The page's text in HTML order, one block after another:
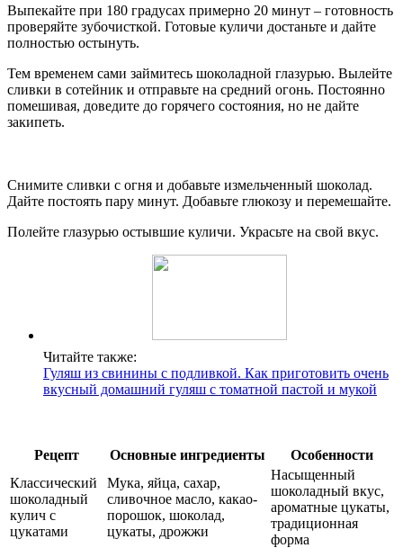
Выпекайте при 180 градусах примерно 20 минут – готовность
проверяйте зубочисткой. Готовые куличи достаньте и дайте
полностью остынуть.
Тем временем сами займитесь шоколадной глазурью. Вылейте
сливки в сотейник и отправьте на средний огонь. Постоянно
помешивая, доведите до горячего состояния, но не дайте
закипеть.
Снимите сливки с огня и добавьте измельченный шоколад.
Дайте постоять пару минут. Добавьте глюкозу и перемешайте.
Полейте глазурью остывшие куличи. Украсьте на свой вкус.
Читайте также:
Гуляш из свинины с подливкой. Как приготовить очень
вкусный домашний гуляш с томатной пастой и мукой
Рецепт Основные ингредиенты
Особенности
Классический
шоколадный
кулич с
цукатами
Мука, яйца, сахар,
сливочное масло, какао-
порошок, шоколад,
цукаты, дрожжи
Насыщенный
шоколадный вкус,
ароматные цукаты,
традиционная
форма